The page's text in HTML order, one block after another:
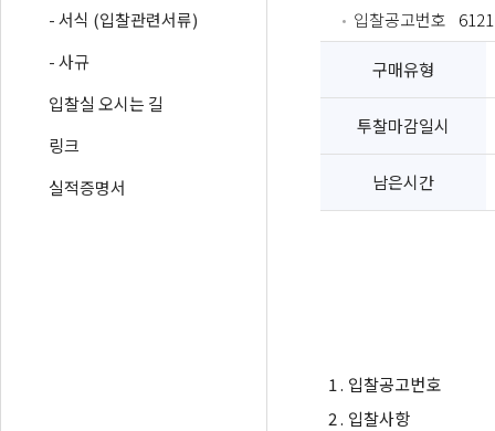
- 서식 (입찰관련서류)
- 사규
입찰실 오시는 길
링크
실적증명서
입찰공고번호
구매유형
투찰마감일시
남은시간
1 . 입찰공고번호
2 . 입찰사항